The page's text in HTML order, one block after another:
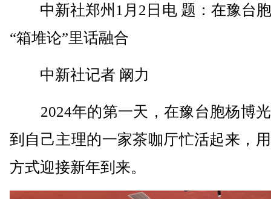
中新社郑州1月2日电 题：在豫台
“箱堆论”里话融合
中新社记者 阚力
2024年的第一天，在豫台胞杨博
到自己主理的一家茶咖厅忙活起来，
方式迎接新年到来。